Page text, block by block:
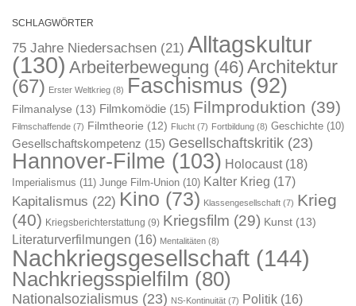
SCHLAGWÖRTER
75 Jahre Niedersachsen (21) Alltagskultur
(130) Arbeiterbewegung (46) Architektur
(67) Erster Weltkrieg (8) Faschismus (92)
Filmanalyse (13) Filmkomödie (15) Filmproduktion (39)
Filmschaffende (7) Filmtheorie (12) Flucht (7) Fortbildung (8) Geschichte (10)
Gesellschaftskompetenz (15) Gesellschaftskritik (23)
Hannover-Filme (103) Holocaust(18)
Imperialismus (11) Junge Film-Union (10) Kalter Krieg (17)
Kapitalismus (22) Kino (73) Klassengesellschaft (7) Krieg
(40) Kriegsberichterstattung (9) Kriegsfilm (29) Kunst (13)
Literaturverfilmungen (16) Mentalitäten (8)
Nachkriegsgesellschaft (144)
Nachkriegsspielfilm (80)
Nationalsozialismus (23) NS-Kontinuität (7) Politik (16)